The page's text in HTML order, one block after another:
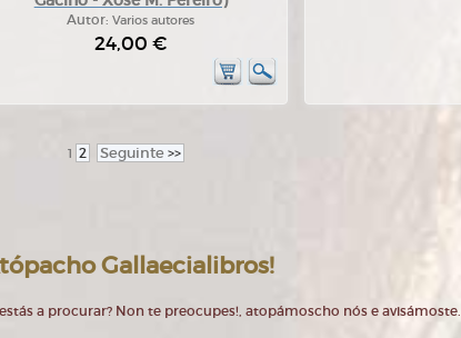
Autor:Varios autores
24,00 €
1 2 Seguinte >>
Gallaecialibros!
a procurar? Non te preocupes!, atopámoscho nós e avisámoste.